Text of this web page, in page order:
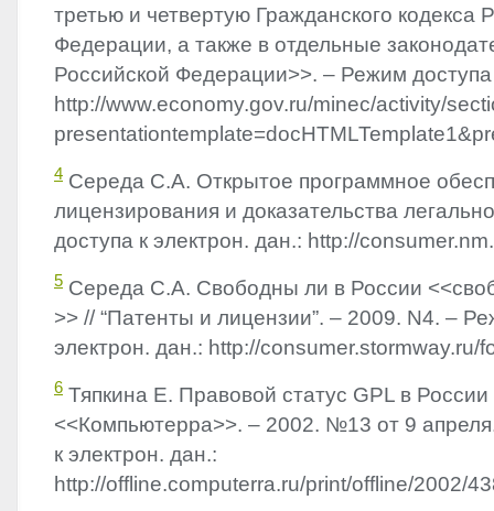
третью и четвертую Гражданского кодекса
Федерации, а также в отдельные
Российской Федерации>>. – Режим доступа
http://www.economy.gov.ru/minec/activity/
4 Середа С.А. Открытое программное
лицензирования и доказательства
доступа к электрон. дан.: http://
5 Середа С.А. Свободны ли в России
>> // “Патенты и лицензии”. – 2009. N4. –
электрон. дан.: http://consumer.stormway.ru/
6 Тяпкина Е. Правовой статус GPL в России
<<Компьютерра>>. – 2002. №13 от 9
к электрон. дан.:
http://offline.computerra.ru/print/offline/2002/